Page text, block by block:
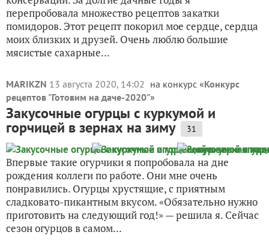
перепробовала множество рецептов закатки
помидоров. Этот рецепт покорил мое сердце, сердца
моих близких и друзей. Очень люблю большие
мясистые сахарные...
MARIKZN 13 августа 2020, 14:02 на конкурс «Конкурс
рецептов "Готовим на даче-2020"»
Закусочные огурцы с куркумой и
горчицей в зернах на зиму 31
Впервые такие огурчики я попробовала на дне
рождения коллеги по работе. Они мне очень
понравились. Огурцы хрустящие, с приятным
сладковато-пикантным вкусом. «Обязательно нужно
приготовить на следующий год!» — решила я. Сейчас
сезон огурцов в самом...